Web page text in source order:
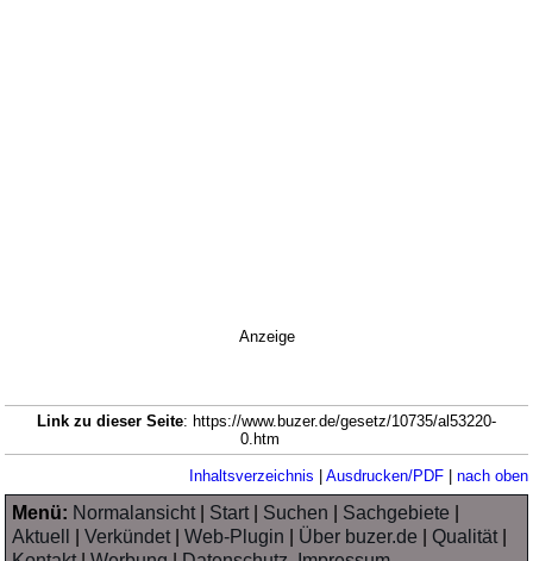
Anzeige
Link zu dieser Seite: https://www.buzer.de/gesetz/10735/al53220-
0.htm
Inhaltsverzeichnis | Ausdrucken/PDF| nach oben
Menü: Normalansicht| Start| Suchen Sachgebiete
Aktuell
|Verkündet|Web-Plugin Über buzer.de |Qualität|